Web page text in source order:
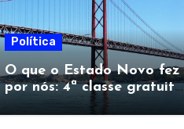
Política
O que o Estado Novo fez
por nós: 4ª classe gratuita
para todos